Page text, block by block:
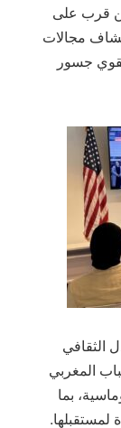
قرب على
مجالات
جسور
الثقافي
المغربي
بما
لمستقبلها.